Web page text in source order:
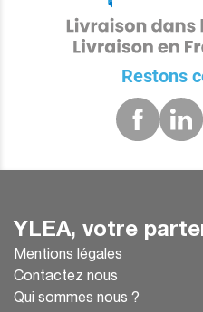
Restons
YLEA, votre
Mentions légales
Contactez nous
Qui sommes nous ?